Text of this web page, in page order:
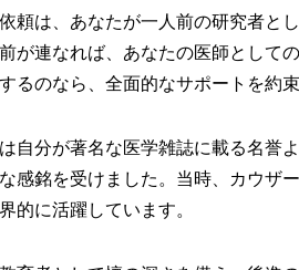
依頼は、あなたが一人前の研究者
が連なれば、あなたの医師として
るのなら、全面的なサポートを約
自分が著名な医学雑誌に載る名誉
感銘を受けました。当時、カウザ
的に活躍しています。